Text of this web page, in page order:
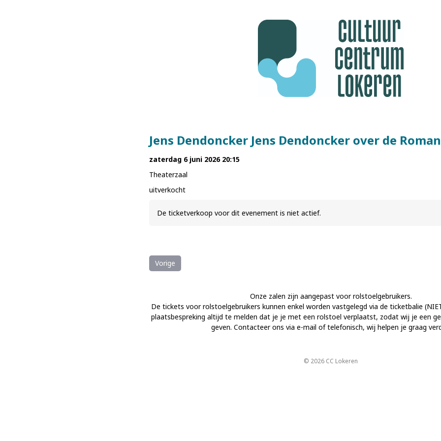
Jens Dendoncker Jens Dendoncker over de
zaterdag 6 juni 2026 20:15
Theaterzaal
uitverkocht
De ticketverkoop voor dit evenement is niet actief.
Vorige
Onze zalen zijn aangepast voor rolstoelgebruikers.
De tickets voor rolstoelgebruikers kunnen enkel worden vastgelegd via de ticketbalie
plaatsbespreking altijd te melden dat je je met een rolstoel verplaatst, zodat wij je een
geven. Contacteer ons via e-mail of telefonisch, wij helpen je graag
© 2026 CC Lokeren